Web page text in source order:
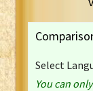
Select
You can